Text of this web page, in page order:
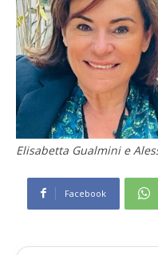
Elisabetta Gualmini e
Facebook